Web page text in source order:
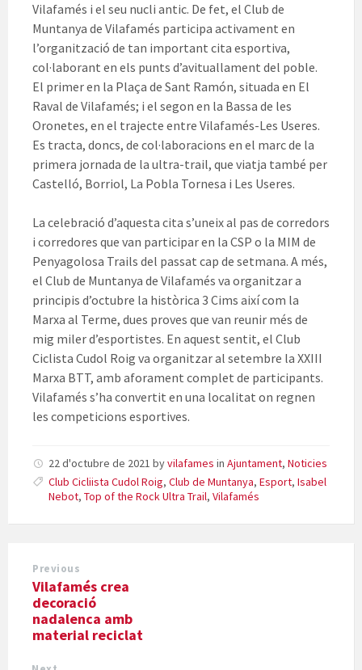
Vilafamés i el seu nucli antic. De fet, el Club de
Muntanya de Vilafamés participa activament en
l’organització de tan important cita esportiva,
col·laborant en els punts d’avituallament del poble.
El primer en la Plaça de Sant Ramón, situada en El
Raval de Vilafamés; i el segon en la Bassa de les
Oronetes, en el trajecte entre Vilafamés-Les Useres.
Es tracta, doncs, de col·laboracions en el marc de la
primera jornada de la ultra-trail, que viatja també per
Castelló, Borriol, La Pobla Tornesa i Les Useres.
La celebració d’aquesta cita s’uneix al pas de corredors
i corredores que van participar en la CSP o la MIM de
Penyagolosa Trails del passat cap de setmana. A més,
el Club de Muntanya de Vilafamés va organitzar a
principis d’octubre la històrica 3 Cims així com la
Marxa al Terme, dues proves que van reunir més de
mig miler d’esportistes. En aquest sentit, el Club
Ciclista Cudol Roig va organitzar al setembre la XXIII
Marxa BTT, amb aforament complet de participants.
Vilafamés s’ha convertit en una localitat on regnen
les competicions esportives.
22 d'octubre de 2021 byvilafames in Ajuntament, Noticies
Club Cicliista Cudol Roig, Club de Muntanya, Esport, Isabel
Nebot, Top of the Rock Ultra Trail, Vilafamés
Previous
Vilafamés crea
decoració
nadalenca amb
material reciclat